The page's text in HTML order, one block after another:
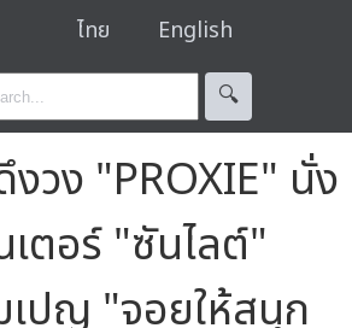
ไทย English
🔍︎
งวง "PROXIE" นั่ง
ตอร์ "ซันไลต์"
เปญ "จอยให้สนุก